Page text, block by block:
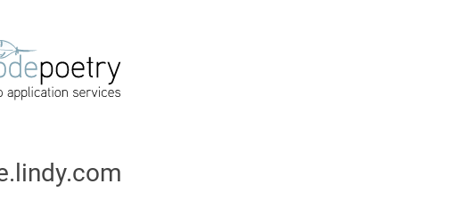
Startseite
Support